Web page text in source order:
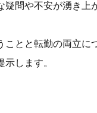
疑問や不安が湧き上
ことと転勤の両立に
示します。